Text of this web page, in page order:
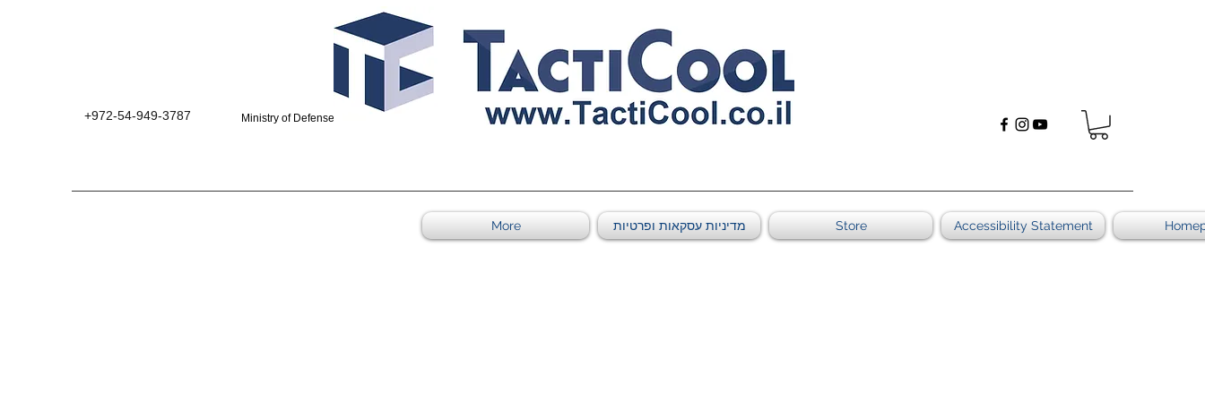
+972-54-949-3787 Ministry of Defense suppliers 0011011569
Accessibility Statement
Store מדיניות עסקאות ופרטיות More